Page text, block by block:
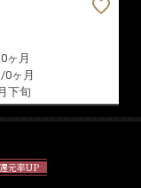
ヶ月
/0ヶ月
下旬
還元率UP